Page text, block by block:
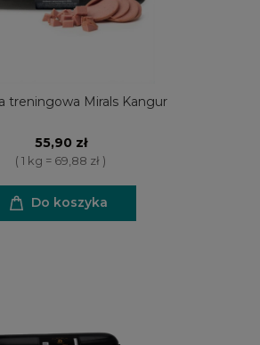
treningowa Mirals Kangur
55,90 zł
( 1 kg = 69,88 zł )
Do koszyka